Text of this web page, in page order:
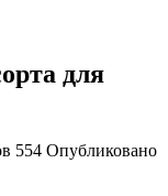
для
554 Опубликовано